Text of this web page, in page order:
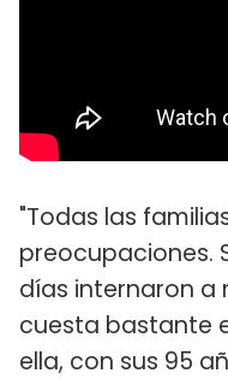
"Todas las
preocupaciones.
días internaron a
cuesta bastante
ella, con sus 95